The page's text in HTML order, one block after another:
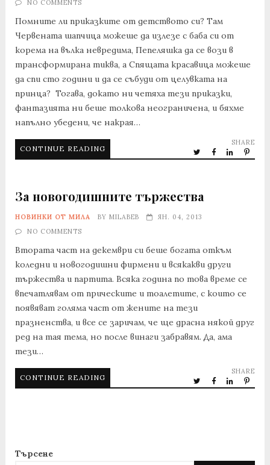
NO COMMENTS
Помните ли приказките от детството си? Там
Червената шапчица можеше да излезе с баба си от
корема на вълка невредима, Пепеляшка да се вози в
трансформирана тиква, а Спящата красавица можеше
да спи сто години и да се събуди от целувката на
принца? Тогава, докато ни четяха тези приказки,
фантазията ни беше толкова неограничена, и бяхме
напълно убедени, че накрая…
CONTINUE READING
SHARE
За новогодишните тържества
НОВИНКИ ОТ МИЛА BY MILABEB
ЯН. 04, 2013
NO COMMENTS
Втората част на декември си беше богата откъм
коледни и новогодишни фирмени и всякакви други
тържества и партита. Всяка година по това време се
впечатлявам от прическите и тоалетите, с които се
появяват голяма част от жените на тези
празненства, и все се заричам, че ще драсна някой друг
ред на тая тема, но после винаги забравям. Да, ама
тези…
CONTINUE READING
SHARE
Търсене